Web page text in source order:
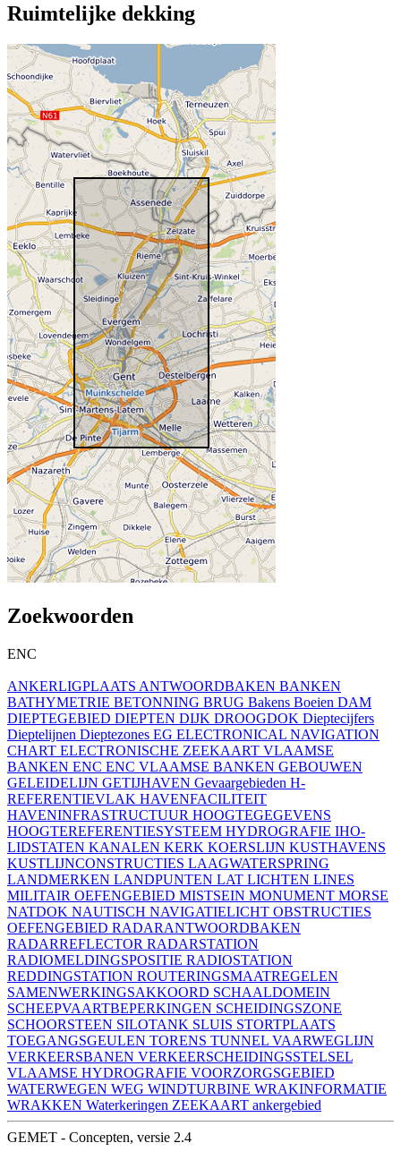
Ruimtelijke dekking
Zoekwoorden
ENC
ANKERLIGPLAATS ANTWOORDBAKEN BANKEN
BATHYMETRIE BETONNING BRUG Bakens Boeien DAM
DIEPTEGEBIED DIEPTEN DIJK DROOGDOK Dieptecijfers
Dieptelijnen Dieptezones EG ELECTRONICAL NAVIGATION
CHART ELECTRONISCHE ZEEKAART VLAAMSE
BANKEN ENC ENC VLAAMSE BANKEN GEBOUWEN
GELEIDELIJN GETIJHAVEN Gevaargebieden H-
REFERENTIEVLAK HAVENFACILITEIT
HAVENINFRASTRUCTUUR HOOGTEGEGEVENS
HOOGTEREFERENTIESYSTEEM HYDROGRAFIE IHO-
LIDSTATEN KANALEN KERK KOERSLIJN KUSTHAVENS
KUSTLIJNCONSTRUCTIES LAAGWATERSPRING
LANDMERKEN LANDPUNTEN LAT LICHTEN LINES
MILITAIR OEFENGEBIED MISTSEIN MONUMENT MORSE
NATDOK NAUTISCH NAVIGATIELICHT OBSTRUCTIES
OEFENGEBIED RADARANTWOORDBAKEN
RADARREFLECTOR RADARSTATION
RADIOMELDINGSPOSITIE RADIOSTATION
REDDINGSTATION ROUTERINGSMAATREGELEN
SAMENWERKINGSAKKOORD SCHAALDOMEIN
SCHEEPVAARTBEPERKINGEN SCHEIDINGSZONE
SCHOORSTEEN SILOTANK SLUIS STORTPLAATS
TOEGANGSGEULEN TORENS TUNNEL VAARWEGLIJN
VERKEERSBANEN VERKEERSCHEIDINGSSTELSEL
VLAAMSE HYDROGRAFIE VOORZORGSGEBIED
WATERWEGEN WEG WINDTURBINE WRAKINFORMATIE
WRAKKEN Waterkeringen ZEEKAART ankergebied
GEMET - Concepten, versie 2.4